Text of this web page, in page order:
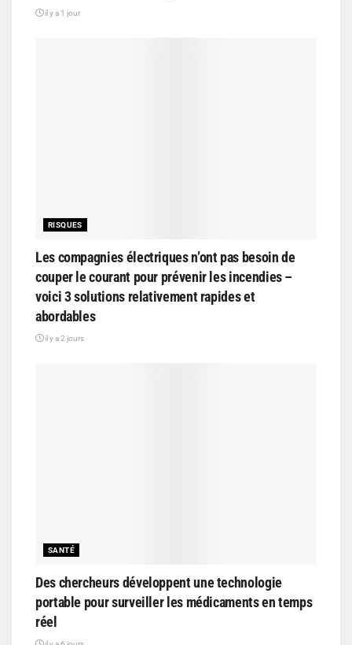
il y a 1 jour
RISQUES
Les compagnies électriques n’ont pas besoin de
couper le courant pour prévenir les incendies –
voici 3 solutions relativement rapides et
abordables
il y a 2 jours
SANTÉ
Des chercheurs développent une technologie
portable pour surveiller les médicaments en temps
réel